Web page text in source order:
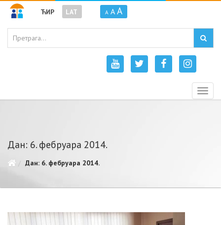
ЋИР LAT A A A
Дан: 6. фебруара 2014.
Дан: 6. фебруара 2014.